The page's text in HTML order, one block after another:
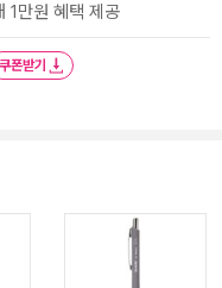
1만원 혜택 제공
쿠폰받기